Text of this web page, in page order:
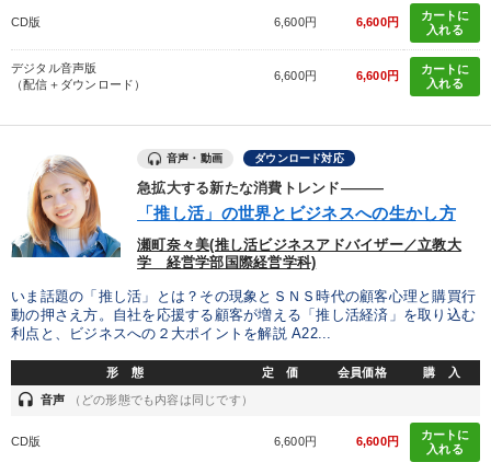
CD版 6,600円 6,600円
カートに
入れる
デジタル音声版
（配信＋ダウンロード）
6,600円 6,600円
カートに
入れる
音声・動画 ダウンロード対応
急拡大する新たな消費トレンド―――
「推し活」の世界とビジネスへの生かし方
瀬町奈々美(推し活ビジネスアドバイザー／立教大
学 経営学部国際経営学科)
いま話題の「推し活」とは？その現象とＳＮＳ時代の顧客心理と購買行
動の押さえ方。自社を応援する顧客が増える「推し活経済」を取り込む
利点と、ビジネスへの２大ポイントを解説 A22...
形 態 定 価 会員価格 購 入
headset 音声 （どの形態でも内容は同じです）
CD版 6,600円 6,600円
カートに
入れる